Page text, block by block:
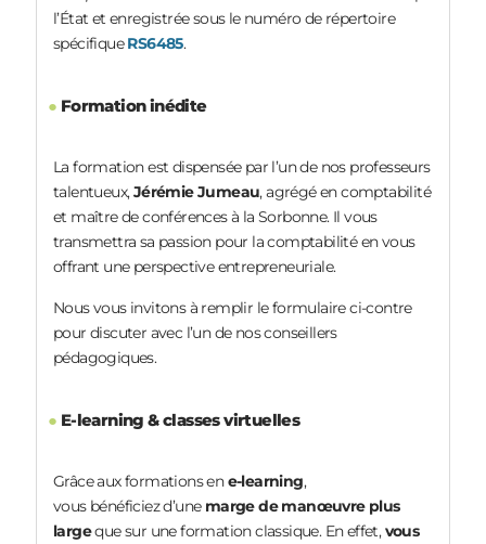
l’État et enregistrée sous le numéro de répertoire
spécifiqueRS6485.
● Formation inédite
La formation est dispensée par l’un de nos professeurs
talentueux,Jérémie Jumeau, agrégé en comptabilité
et maître de conférences à la Sorbonne. Il vous
transmettra sa passion pour la comptabilité en vous
offrant une perspective entrepreneuriale.
Nous vous invitons à remplir le formulaire ci-contre
pour discuter avec l’un de nos conseillers
pédagogiques.
● E-learning & classes virtuelles
Grâce aux formations ene-learning,
vous bénéficiez d’unemarge de manœuvre plus
largeque sur une formation classique. En effet,vous